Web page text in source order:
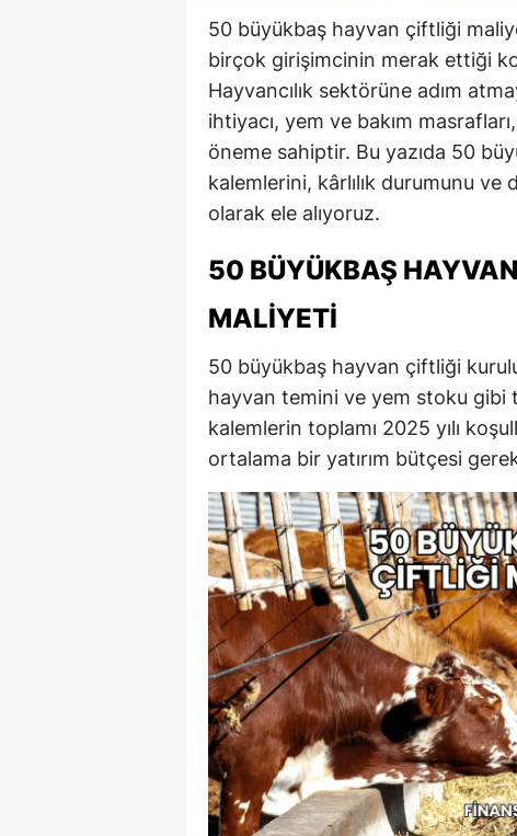
50 büyükbaş hayvan çiftliği
birçok girişimcinin merak ettiği
Hayvancılık sektörüne adım
ihtiyacı, yem ve bakım
öneme sahiptir. Bu yazıda 50
kalemlerini, kârlılık durumunu
olarak ele alıyoruz.
50 BÜYÜKBAŞ
MALIYETI
50 büyükbaş hayvan çiftliği
hayvan temini ve yem stoku gibi
kalemlerin toplamı 2025 yılı
ortalama bir yatırım bütçesi